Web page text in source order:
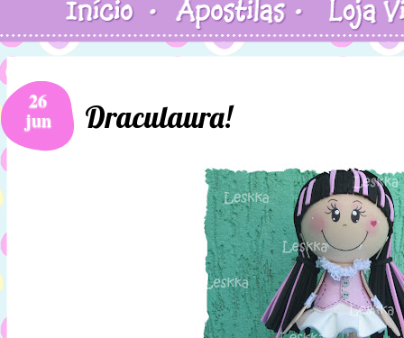
26
jun Draculaura!